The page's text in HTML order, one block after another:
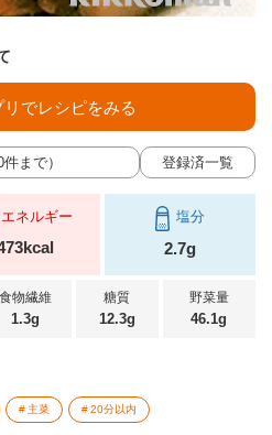
まで） 登録済一覧
でレシピをみる
エネルギー 塩分
2.7g
食物繊維
1.3g
糖質
12.3g
野菜量
46.1g
主菜 20分以内